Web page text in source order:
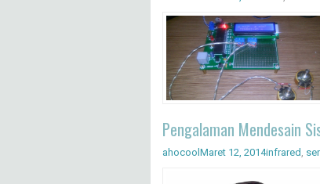
Pengalaman Mendesain
ahocool Maret 12, 2014infrared